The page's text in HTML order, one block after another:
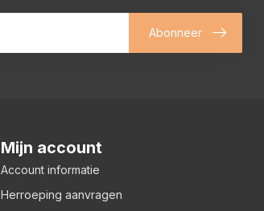
Abonneer
Mijn account
Account informatie
Herroeping aanvragen